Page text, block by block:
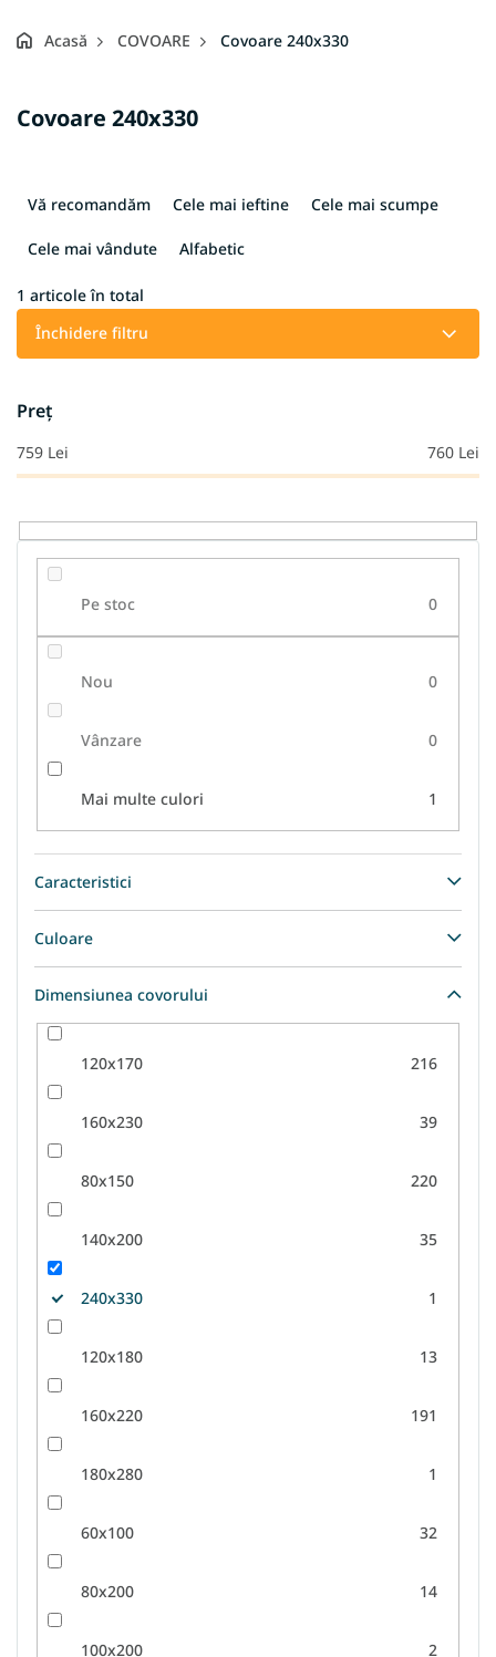
Acasă COVOARE Covoare 240x330
Covoare 240x330
e
e
t
a
p
r
o
u
s
Vă recomandăm Cele mai ieftine Cele mai scumpe
Cele mai vândute Alfabetic
1 articole în total
Închidere filtru
Preţ
759 Lei 760 Lei
Pe stoc 0
Nou 0
Vânzare 0
Mai multe culori 1
Caracteristici
Culoare
Dimensiunea covorului
120x170 216
160x230 39
80x150 220
140x200 35
240x330 1
120x180 13
160x220 191
180x280 1
60x100 32
80x200 14
100x200 2